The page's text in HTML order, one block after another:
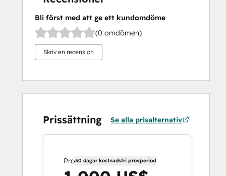
Bli först med att ge ett kundomdöme
(0 omdömen)
Skriv en recension
Prissättning Se alla prisalternativ
Pro30 dagar kostnadsfri provperiod